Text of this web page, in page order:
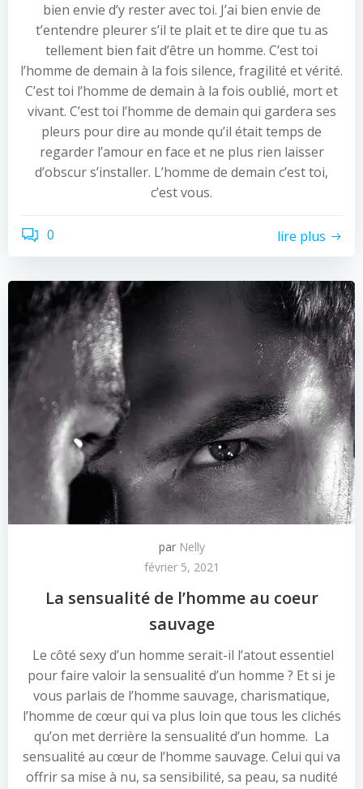
bien envie d’y rester avec toi. J’ai bien envie de
t’entendre pleurer s’il te plait et te dire que tu as
tellement bien fait d’être un homme. C’est toi
l’homme de demain à la fois silence, fragilité et vérité.
C’est toi l’homme de demain à la fois oublié, mort et
vivant. C’est toi l’homme de demain qui gardera ses
pleurs pour dire au monde qu’il était temps de
regarder l’amour en face et ne plus rien laisser
d’obscur s’installer. L’homme de demain c’est toi,
c’est vous.
0 lire plus
par Nelly
février 5, 2021
La sensualité de l’homme au coeur
sauvage
Le côté sexy d’un homme serait-il l’atout essentiel
pour faire valoir la sensualité d’un homme ? Et si je
vous parlais de l’homme sauvage, charismatique,
l’homme de cœur qui va plus loin que tous les clichés
qu’on met derrière la sensualité d’un homme. La
sensualité au cœur de l’homme sauvage. Celui qui va
offrir sa mise à nu, sa sensibilité, sa peau, sa nudité